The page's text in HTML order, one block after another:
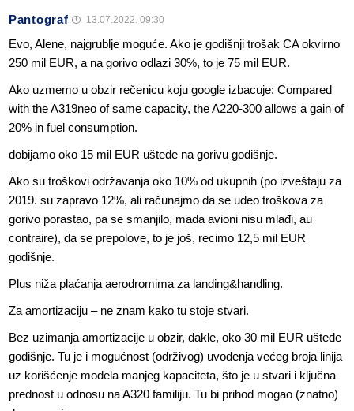
Pantograf 13.07.2022. 09:30
Evo, Alene, najgrublje moguće. Ako je godišnji trošak CA okvirno
250 mil EUR, a na gorivo odlazi 30%, to je 75 mil EUR.
Ako uzmemo u obzir rečenicu koju google izbacuje: Compared
with the A319neo of same capacity, the A220-300 allows a gain of
20% in fuel consumption.
dobijamo oko 15 mil EUR uštede na gorivu godišnje.
Ako su troškovi održavanja oko 10% od ukupnih (po izveštaju za
2019. su zapravo 12%, ali računajmo da se udeo troškova za
gorivo porastao, pa se smanjilo, mada avioni nisu mlađi, au
contraire), da se prepolove, to je još, recimo 12,5 mil EUR
godišnje.
Plus niža plaćanja aerodromima za landing&handling.
Za amortizaciju – ne znam kako tu stoje stvari.
Bez uzimanja amortizacije u obzir, dakle, oko 30 mil EUR uštede
godišnje. Tu je i mogućnost (održivog) uvođenja većeg broja linija
uz korišćenje modela manjeg kapaciteta, što je u stvari i ključna
prednost u odnosu na A320 familiju. Tu bi prihod mogao (znatno)